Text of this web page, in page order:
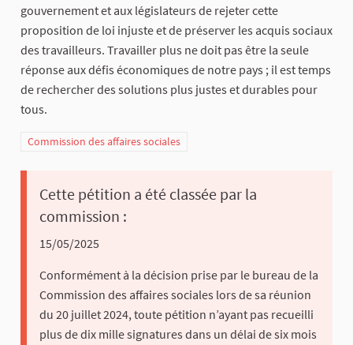
gouvernement et aux législateurs de rejeter cette
proposition de loi injuste et de préserver les acquis sociaux
des travailleurs. Travailler plus ne doit pas être la seule
réponse aux défis économiques de notre pays ; il est temps
de rechercher des solutions plus justes et durables pour
tous.
Commission des affaires sociales
Cette pétition a été classée par la
commission :
15/05/2025
Conformément à la décision prise par le bureau de la
Commission des affaires sociales lors de sa réunion
du 20 juillet 2024, toute pétition n’ayant pas recueilli
plus de dix mille signatures dans un délai de six mois